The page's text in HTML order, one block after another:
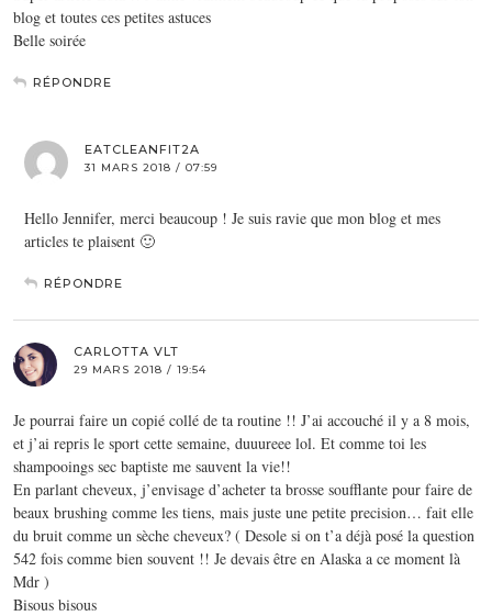
blog et toutes ces petites astuces
Belle soirée
RÉPONDRE
EATCLEANFIT2A
31 MARS 2018 / 07:59
Hello Jennifer, merci beaucoup ! Je suis ravie que mon blog et mes
articles te plaisent 🙂
RÉPONDRE
CARLOTTA VLT
29 MARS 2018 / 19:54
Je pourrai faire un copié collé de ta routine !! J’ai accouché il y a 8 mois,
et j’ai repris le sport cette semaine, duuureee lol. Et comme toi les
shampooings sec baptiste me sauvent la vie!!
En parlant cheveux, j’envisage d’acheter ta brosse soufflante pour faire de
beaux brushing comme les tiens, mais juste une petite precision… fait elle
du bruit comme un sèche cheveux? ( Desole si on t’a déjà posé la question
542 fois comme bien souvent !! Je devais être en Alaska a ce moment là
Mdr )
Bisous bisous